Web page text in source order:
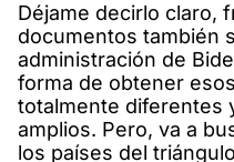
Déjame decirlo claro,
documentos también
administración de
forma de obtener
totalmente diferentes
amplios. Pero, va a
los países del